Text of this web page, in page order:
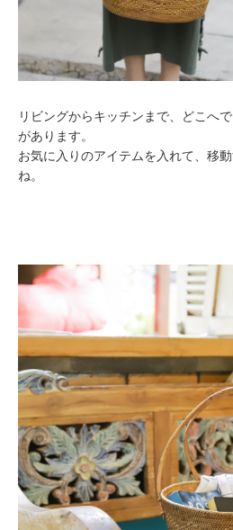
リビングからキッチンまで、どこへ
があります。
お気に入りのアイテムを入れて、移
ね。